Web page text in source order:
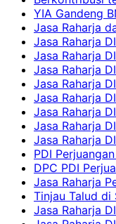
YIA Gandeng
Jasa Raharja
Jasa Raharja
Jasa Raharja
Jasa Raharja
Jasa Raharja
Jasa Raharja
Jasa Raharja
Jasa Raharja
Jasa Raharja
PDI
DPC PDI
Jasa Raharja
Tinjau Talud di
Jasa Raharja